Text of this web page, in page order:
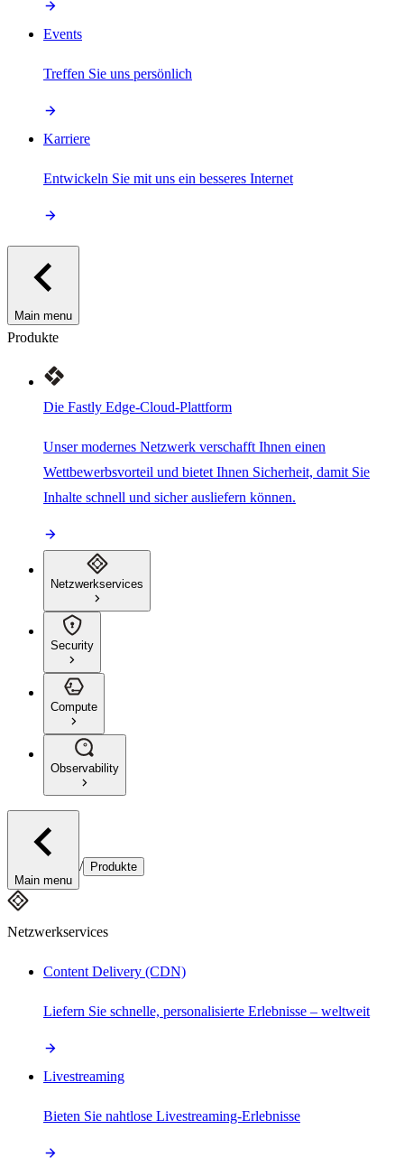
Events
Treffen Sie uns persönlich
Karriere
Entwickeln Sie mit uns ein besseres Internet
Main menu
Produkte
Die Fastly Edge-Cloud-Plattform
Unser modernes Netzwerk verschafft Ihnen einen
Wettbewerbsvorteil und bietet Ihnen Sicherheit, damit Sie
Inhalte schnell und sicher ausliefern können.
Netzwerkservices
Security
Compute
Observability
Main menu
/ Produkte
Netzwerkservices
Content Delivery (CDN)
Liefern Sie schnelle, personalisierte Erlebnisse – weltweit
Livestreaming
Bieten Sie nahtlose Livestreaming-Erlebnisse